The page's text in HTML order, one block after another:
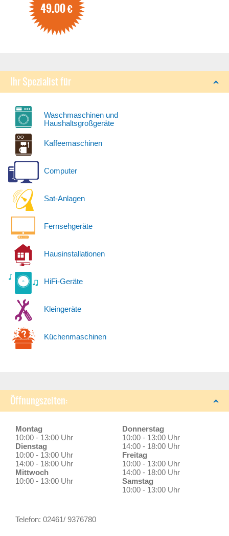
49.00€
Ihr Spezialist für
Waschmaschinen und
Haushaltsgroßgeräte
Kaffeemaschinen
Computer
Sat-Anlagen
Fernsehgeräte
Hausinstallationen
HiFi-Geräte
Kleingeräte
Küchenmaschinen
Öffnungszeiten:
Montag
10:00 - 13:00 Uhr
Dienstag
10:00 - 13:00 Uhr
14:00 - 18:00 Uhr
Mittwoch
10:00 - 13:00 Uhr
Donnerstag
10:00 - 13:00 Uhr
14:00 - 18:00 Uhr
Freitag
10:00 - 13:00 Uhr
14:00 - 18:00 Uhr
Samstag
10:00 - 13:00 Uhr
Telefon: 02461/ 9376780